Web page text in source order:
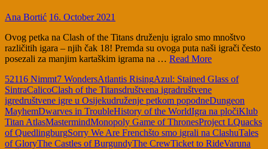
Ana Bortić 16. October 2021
Ovog petka na Clash of the Titans druženju igralo smo mnoštvo
različitih igara – njih čak 18! Premda su ovoga puta naši igrači često
posezali za manjim kartaškim igrama na … Read More
52116 Nimmt7 WondersAtlantis RisingAzul: Stained Glass of
SintraCalicoClash of the Titansdruštvena igradruštvene
igredruštvene igre u Osijekudruženje petkom popodneDungeon
MayhemDwarves in TroubleHistory of the WorldIgra na pločiKlub
Titan AtlasMastermindMonopoly Game of ThronesProject LQuacks
of QuedlingburgSorry We Are Frenchšto smo igrali na ClashuTales
of GloryThe Castles of BurgundyThe CrewTicket to RideVaruna